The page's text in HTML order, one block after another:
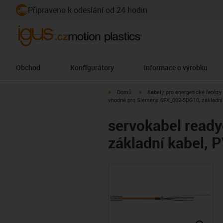
Připraveno k odeslání od 24 hodin
Obchod Konfigurátory Informace o výrobku
igus-icon-arrow-right
Domů igus-icon-arrow-right
Kabely pro energetické řetězy
vhodné pro Siemens 6FX_002-5DG10,
servokabel
základní kabel,